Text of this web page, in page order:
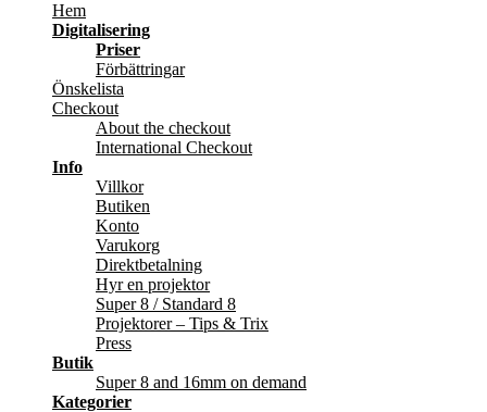
Hem
Digitalisering
Priser
Förbättringar
Önskelista
Checkout
About the checkout
International Checkout
Info
Villkor
Butiken
Konto
Varukorg
Direktbetalning
Hyr en projektor
Super 8 / Standard 8
Projektorer – Tips & Trix
Press
Butik
Super 8 and 16mm on demand
Kategorier